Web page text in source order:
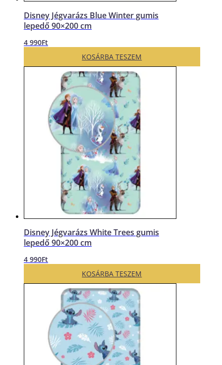
Disney Jégvarázs Blue Winter gumis
lepedő 90×200 cm
4 990Ft
KOSÁRBA TESZEM
Disney Jégvarázs White Trees gumis
lepedő 90×200 cm
4 990Ft
KOSÁRBA TESZEM